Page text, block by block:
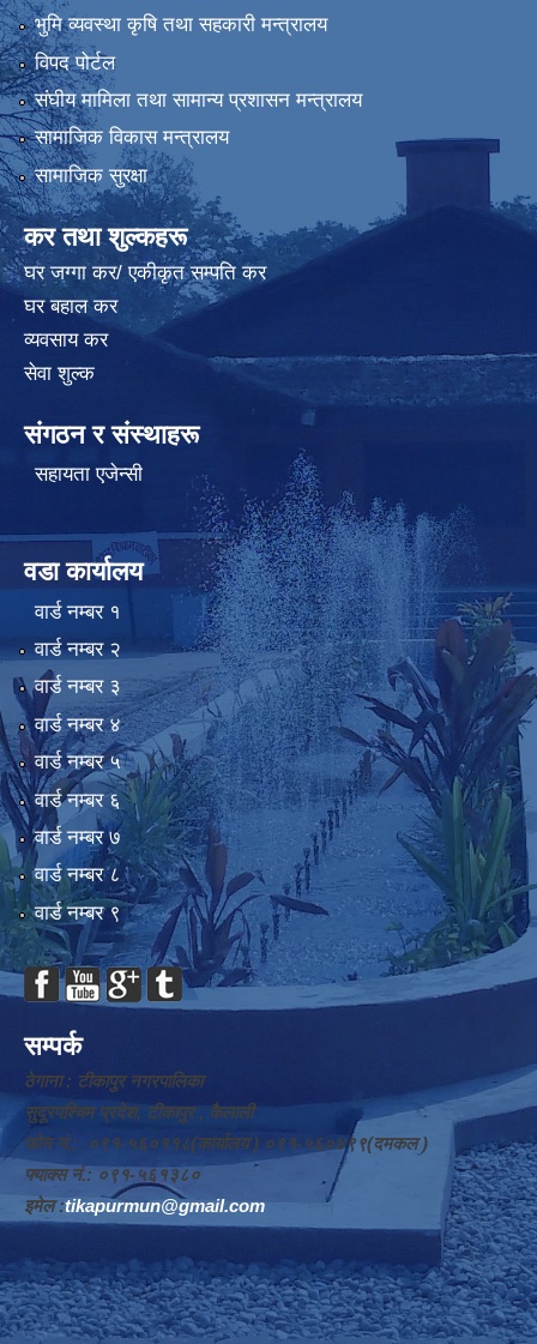
भुमि व्यवस्था कृषि तथा सहकारी मन्त्रालय
विपद पोर्टल
संघीय मामिला तथा सामान्य प्रशासन मन्त्रालय
सामाजिक विकास मन्त्रालय
सामाजिक सुरक्षा
कर तथा शुल्कहरू
घर जग्गा कर/ एकीकृत सम्पति कर
घर बहाल कर
व्यवसाय कर
सेवा शुल्क
संगठन र संस्थाहरू
सहायता एजेन्सी
वडा कार्यालय
वार्ड न‌म्बर १
वार्ड न‌म्बर २
वार्ड न‌म्बर ३
वार्ड न‌म्बर ४
वार्ड न‌म्बर ५
वार्ड न‌म्बर ६
वार्ड न‌म्बर ७
वार्ड न‌म्बर ८
वार्ड न‌म्बर ९
सम्पर्क
ठेगाना : टीकापुर नगरपालिका
सुदूरपश्चिम प्रदेश, टीकापुर , कैलाली
फोन नं.: ०९१-५६०११८(कार्यालय ) ०९१-५६०४९९(दमकल )
फ्याक्स नं.: ०९१-५६१३८०
इमेल :tikapurmun@gmail.com